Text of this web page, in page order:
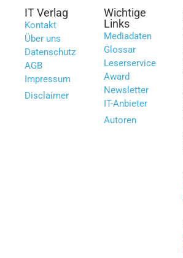
IT Verlag
Kontakt
Über uns
Datenschutz
AGB
Impressum
Disclaimer
Wichtige
Links
Mediadaten
Glossar
Leserservice
Award
Newsletter
IT-Anbieter
Autoren